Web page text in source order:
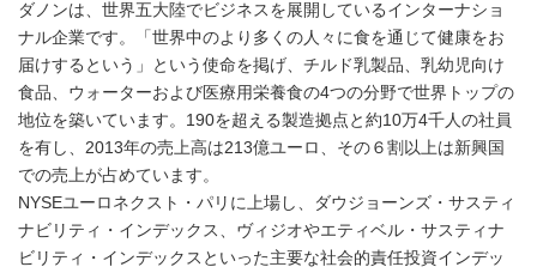
ダノンは、世界五大陸でビジネスを展開しているインターナショ
ナル企業です。「世界中のより多くの人々に食を通じて健康をお
届けするという」という使命を掲げ、チルド乳製品、乳幼児向け
食品、ウォーターおよび医療用栄養食の4つの分野で世界トップの
地位を築いています。190を超える製造拠点と約10万4千人の社員
を有し、2013年の売上高は213億ユーロ、その６割以上は新興国
での売上が占めています。
NYSEユーロネクスト・パリに上場し、ダウジョーンズ・サスティ
ナビリティ・インデックス、ヴィジオやエティベル・サスティナ
ビリティ・インデックスといった主要な社会的責任投資インデッ